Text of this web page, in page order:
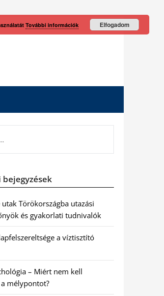
Törökországba utazási
és gyakorlati tudnivalók
a víztisztító
– Miért nem kell
mélypontot?
További információk Elfogadom